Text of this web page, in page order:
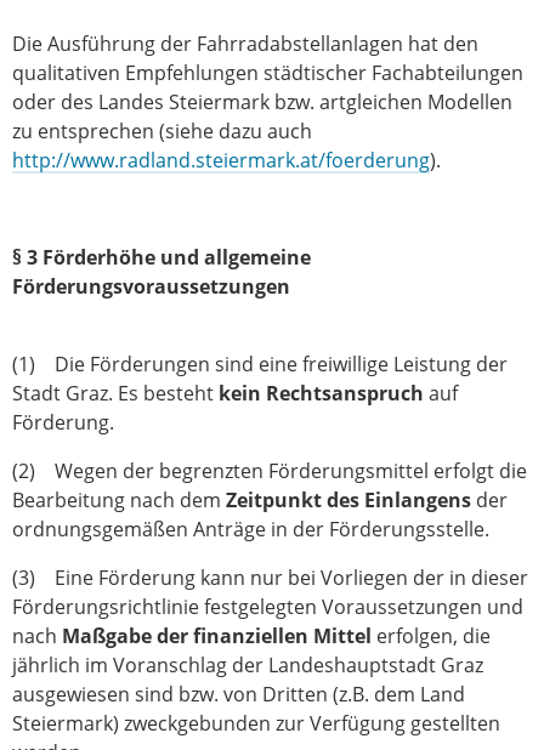
Die Ausführung der Fahrradabstellanlagen hat den
qualitativen Empfehlungen städtischer Fachabteilungen
oder des Landes Steiermark bzw. artgleichen Modellen
zu entsprechen (siehe dazu auch
http://www.radland.steiermark.at/foerderung).
§ 3 Förderhöhe und allgemeine
Förderungsvoraussetzungen
(1) Die Förderungen sind eine freiwillige Leistung der
Stadt Graz. Es besteht kein Rechtsanspruch auf
Förderung.
(2) Wegen der begrenzten Förderungsmittel erfolgt die
Bearbeitung nach dem Zeitpunkt des Einlangens der
ordnungsgemäßen Anträge in der Förderungsstelle.
(3) Eine Förderung kann nur bei Vorliegen der in dieser
Förderungsrichtlinie festgelegten Voraussetzungen und
nach Maßgabe der finanziellen Mittel erfolgen, die
jährlich im Voranschlag der Landeshauptstadt Graz
ausgewiesen sind bzw. von Dritten (z.B. dem Land
Steiermark) zweckgebunden zur Verfügung gestellten